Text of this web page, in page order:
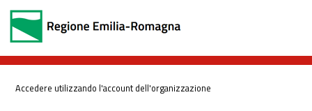
Accedere utilizzando l'account dell'organizzazione